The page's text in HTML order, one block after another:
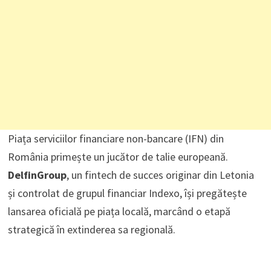
Piața serviciilor financiare non-bancare (IFN) din
România primește un jucător de talie europeană.
DelfinGroup, un fintech de succes originar din Letonia
și controlat de grupul financiar Indexo, își pregătește
lansarea oficială pe piața locală, marcând o etapă
strategică în extinderea sa regională.